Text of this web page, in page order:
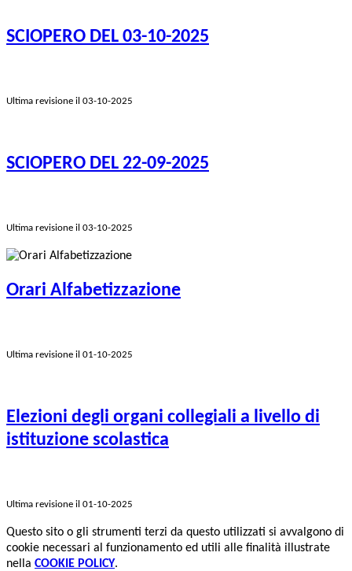
SCIOPERO DEL 03-10-2025
Ultima revisione il 03-10-2025
SCIOPERO DEL 22-09-2025
Ultima revisione il 03-10-2025
Orari Alfabetizzazione
Ultima revisione il 01-10-2025
Elezioni degli organi collegiali a livello di
istituzione scolastica
Ultima revisione il 01-10-2025
Questo sito o gli strumenti terzi da questo utilizzati si avvalgono di
cookie necessari al funzionamento ed utili alle finalità illustrate
nella COOKIE POLICY.